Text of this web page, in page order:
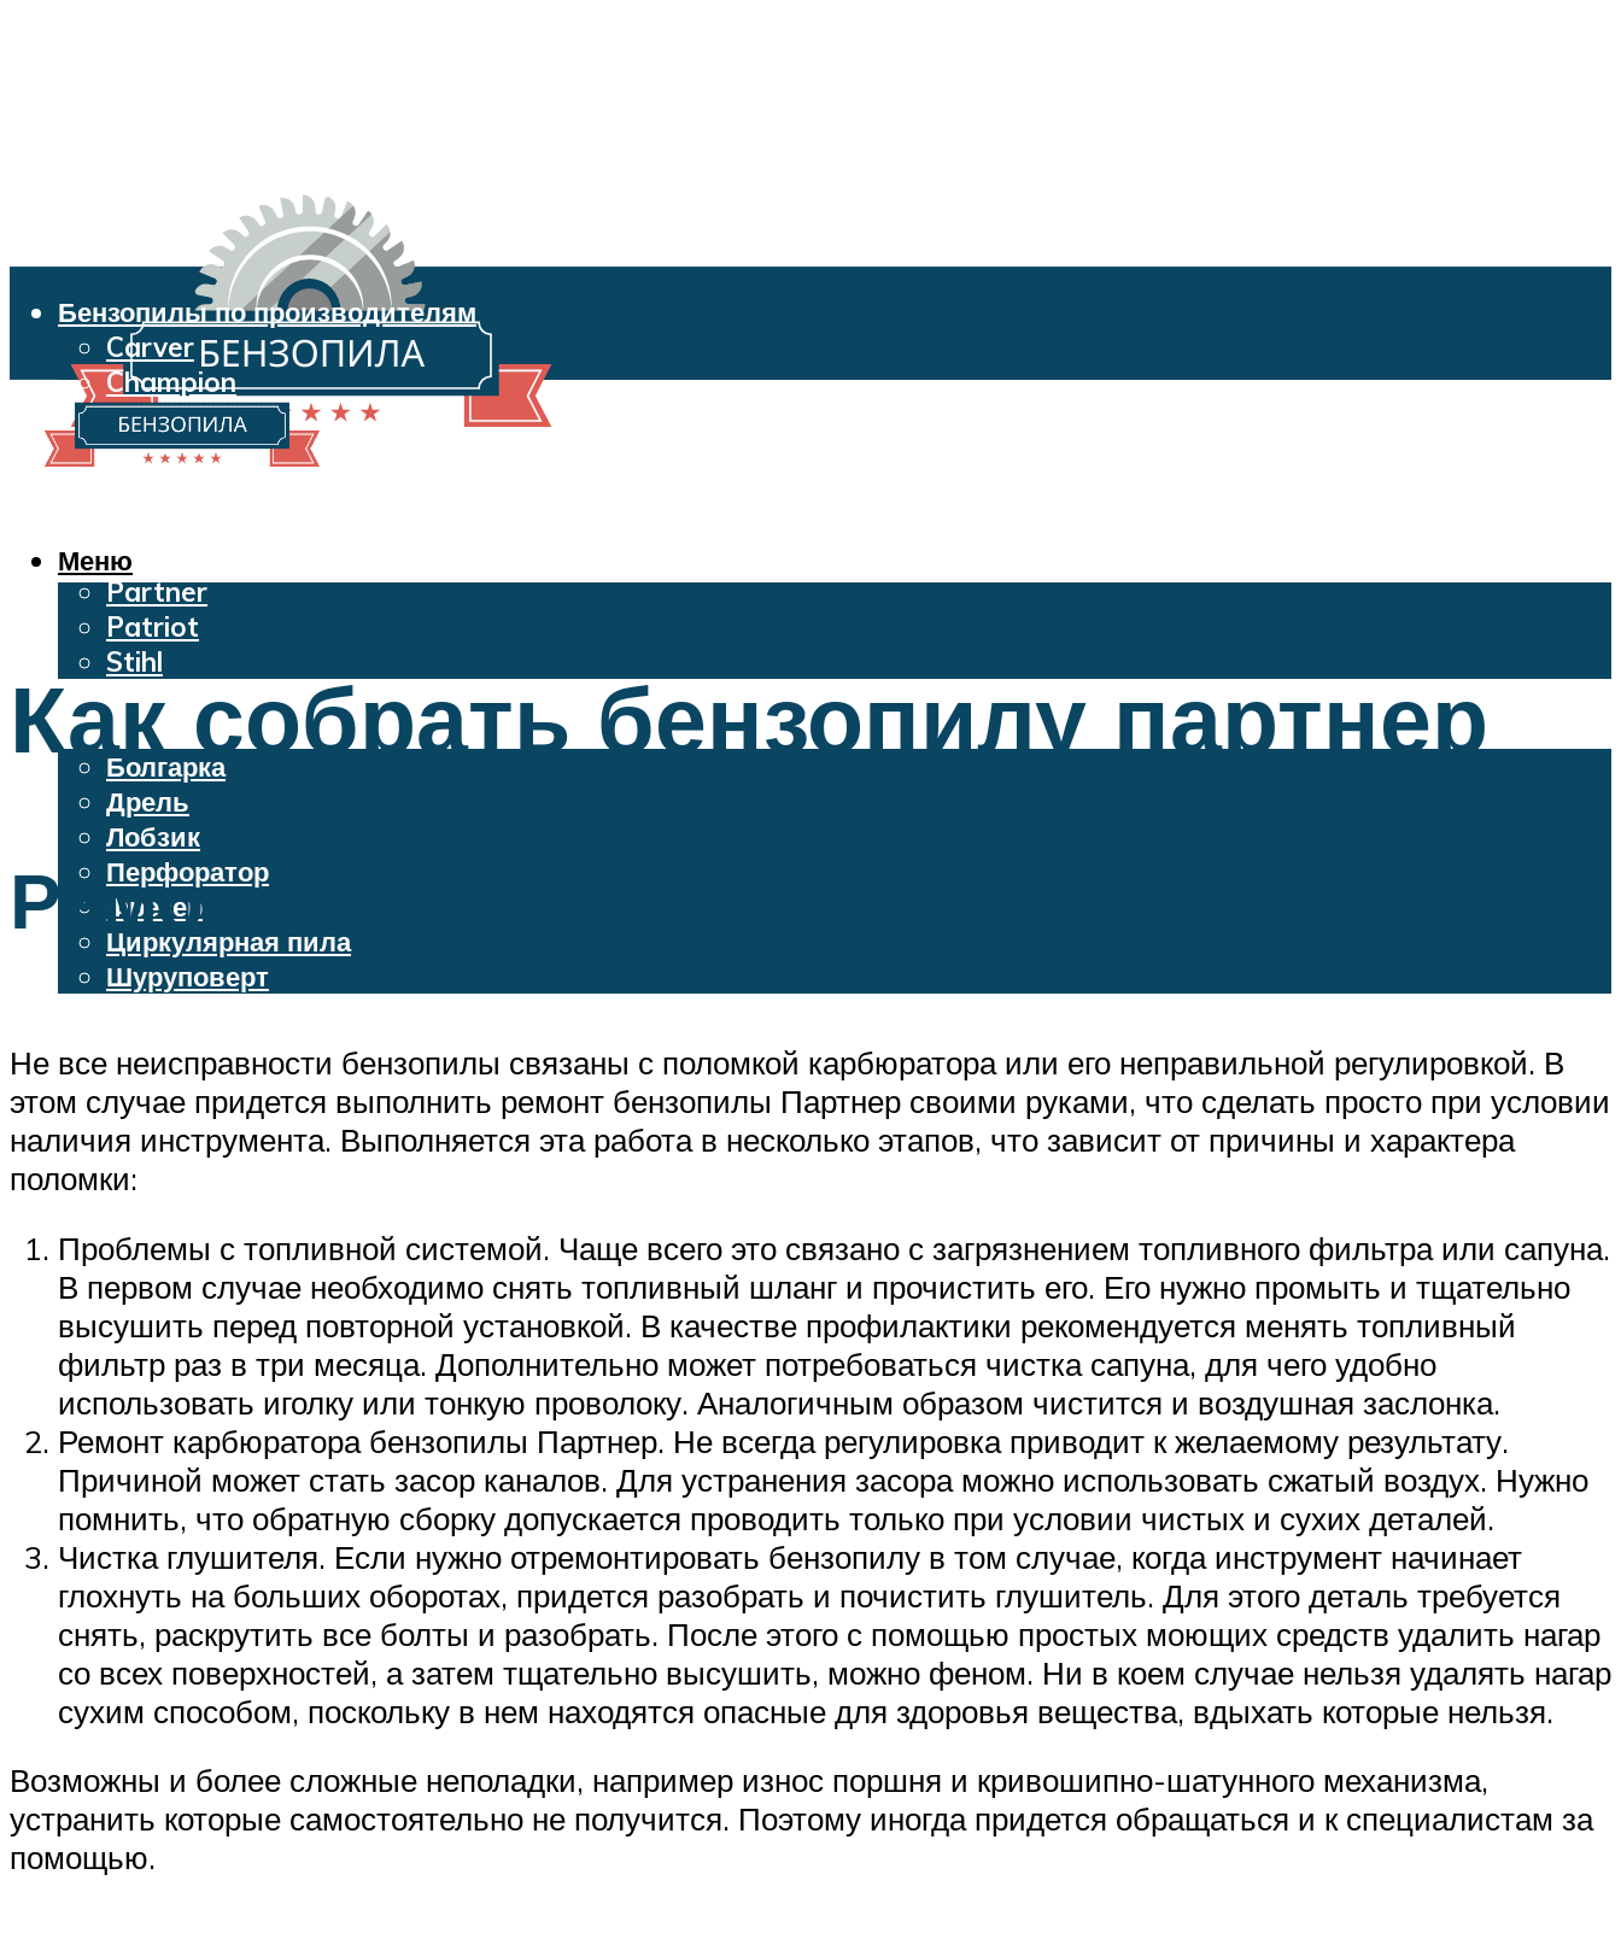
Бензопилы по производителям
Carver
Champion
Echo
Husqvarna
Oleo-Mac
Partner
Patriot
Stihl
Бензопилы
Электроинструменты
Болгарка
Дрель
Лобзик
Перфоратор
Фрезер
Циркулярная пила
Шуруповерт
Меню
Меню
Как собрать бензопилу партнер
Ремонт своими руками
Не все неисправности бензопилы связаны с поломкой карбюратора или его неправильной регулировкой. В
этом случае придется выполнить ремонт бензопилы Партнер своими руками, что сделать просто при условии
наличия инструмента. Выполняется эта работа в несколько этапов, что зависит от причины и характера
поломки:
Проблемы с топливной системой. Чаще всего это связано с загрязнением топливного фильтра или сапуна.
В первом случае необходимо снять топливный шланг и прочистить его. Его нужно промыть и тщательно
высушить перед повторной установкой. В качестве профилактики рекомендуется менять топливный
фильтр раз в три месяца. Дополнительно может потребоваться чистка сапуна, для чего удобно
использовать иголку или тонкую проволоку. Аналогичным образом чистится и воздушная заслонка.
Ремонт карбюратора бензопилы Партнер. Не всегда регулировка приводит к желаемому результату.
Причиной может стать засор каналов. Для устранения засора можно использовать сжатый воздух. Нужно
помнить, что обратную сборку допускается проводить только при условии чистых и сухих деталей.
Чистка глушителя. Если нужно отремонтировать бензопилу в том случае, когда инструмент начинает
глохнуть на больших оборотах, придется разобрать и почистить глушитель. Для этого деталь требуется
снять, раскрутить все болты и разобрать. После этого с помощью простых моющих средств удалить нагар
со всех поверхностей, а затем тщательно высушить, можно феном. Ни в коем случае нельзя удалять нагар
сухим способом, поскольку в нем находятся опасные для здоровья вещества, вдыхать которые нельзя.
Возможны и более сложные неполадки, например износ поршня и кривошипно-шатунного механизма,
устранить которые самостоятельно не получится. Поэтому иногда придется обращаться и к специалистам за
помощью.